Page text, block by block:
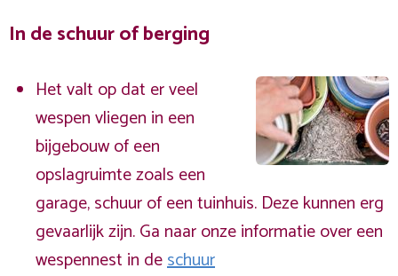
In de schuur of berging
Het valt op dat er veel
wespen vliegen in een
bijgebouw of een
opslagruimte zoals een
garage, schuur of een tuinhuis. Deze kunnen erg
gevaarlijk zijn. Ga naar onze informatie over een
wespennest in deschuur